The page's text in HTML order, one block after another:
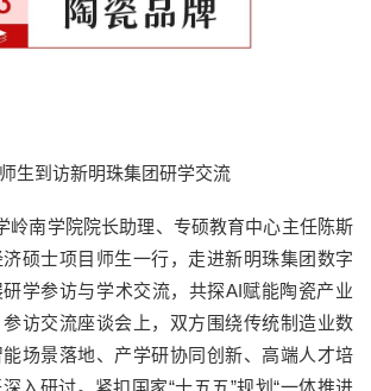
生到访新明珠集团研学交流
岭南学院院长助理、专硕教育中心主任陈斯
硕士项目师生一行，走进新明珠集团数字
学参访与学术交流，共探AI赋能陶瓷产业
访交流座谈会上，双方围绕传统制造业数
场景落地、产学研协同创新、高端人才培
入研讨。紧扣国家“十五五”规划“一体推进